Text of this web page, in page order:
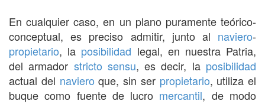
En cualquier caso, en un plano puramente teórico-
conceptual, es preciso admitir, junto al naviero-
propietario, la posibilidad legal, en nuestra Patria,
del armador stricto sensu, es decir, la posibilidad
actual del naviero que, sin ser propietario, utiliza el
buque como fuente de lucro mercantil, de modo